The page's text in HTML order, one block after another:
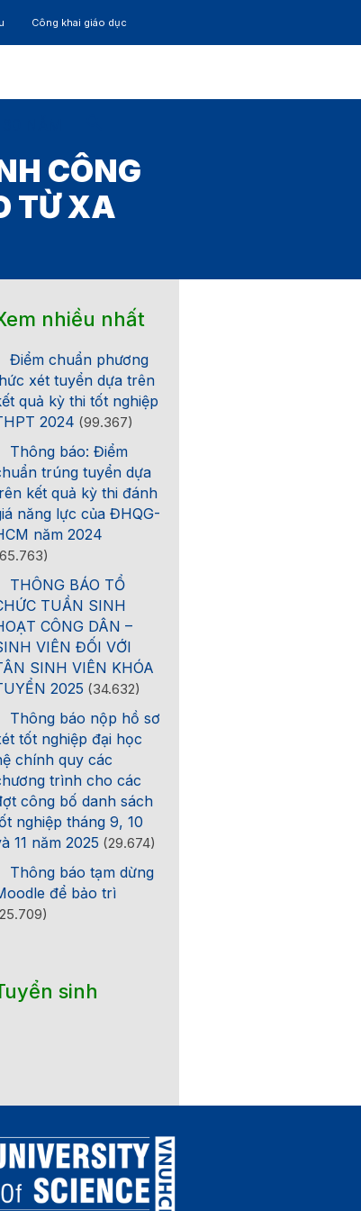
Công khai giáo dục
CÔNG
TỪ XA
nhiều nhất
Điểm chuẩn phương
xét tuyển dựa trên
quả kỳ thi tốt nghiệp
2024 (99.367)
Thông báo: Điểm
trúng tuyển dựa
kết quả kỳ thi đánh
năng lực của ĐHQG-
năm 2024
THÔNG BÁO TỔ
TUẦN SINH
CÔNG DÂN –
VIÊN ĐỐI VỚI
SINH VIÊN KHÓA
2025 (34.632)
Thông báo nộp hồ sơ
tốt nghiệp đại học
chính quy các
trình cho các
công bố danh sách
nghiệp tháng 9, 10
11 năm 2025 (29.674)
Thông báo tạm dừng
để bảo trì
sinh